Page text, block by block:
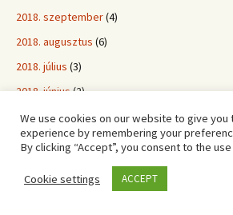
2018. szeptember(4)
2018. augusztus (6)
2018. július (3)
2018. június(2)
2018. május(4)
2018. április(2)
(3)
We use cookies on our website to give
experience by remembering your
By clicking “Accept”, you consent to the
Cookie settings ACCEPT